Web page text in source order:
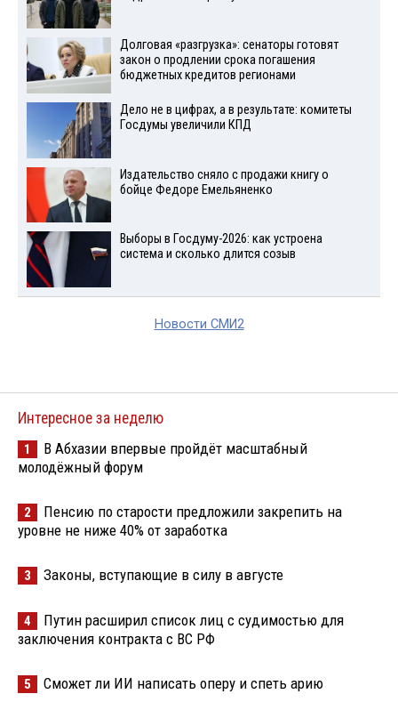
Долговая «разгрузка»: сенаторы готовят
закон о продлении срока погашения
бюджетных кредитов регионами
Дело не в цифрах, а в результате: комитеты
Госдумы увеличили КПД
Издательство сняло с продажи книгу о
бойце Федоре Емельяненко
Выборы в Госдуму-2026: как устроена
система и сколько длится созыв
Новости СМИ2
Интересное за неделю
1
В Абхазии впервые пройдёт масштабный
молодёжный форум
2
Пенсию по старости предложили закрепить на
уровне не ниже 40% от заработка
3 Законы, вступающие в силу в августе
4
Путин расширил список лиц с судимостью для
заключения контракта с ВС РФ
5 Сможет ли ИИ написать оперу и спеть арию